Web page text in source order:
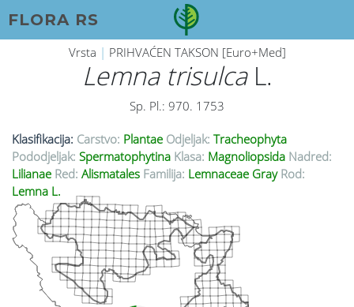
FLORA RS
Vrsta | PRIHVAĆEN TAKSON [Euro+Med]
Lemna trisulcaL.
Sp. Pl.: 970. 1753
Klasifikacija: Carstvo: Plantae Odjeljak: Tracheophyta
Pododjeljak: Spermatophytina Klasa: Magnoliopsida Nadred:
Lilianae Red: Alismatales Familija: Lemnaceae Gray Rod:
Lemna L.